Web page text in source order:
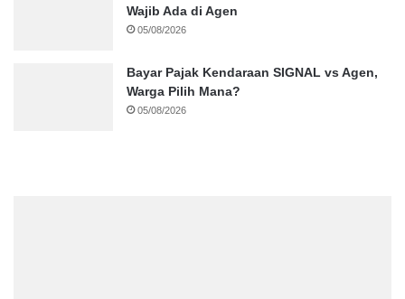
Wajib Ada di Agen
05/08/2026
Bayar Pajak Kendaraan SIGNAL vs Agen,
Warga Pilih Mana?
05/08/2026